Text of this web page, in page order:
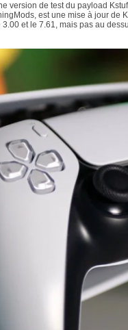
version de test du payload
est une mise à jour de
et le 7.61, mais pas au